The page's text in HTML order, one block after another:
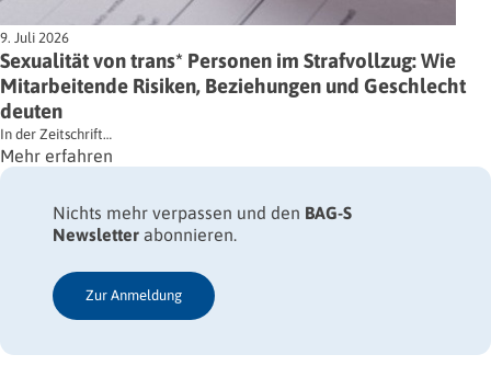
9. Juli 2026
Sexualität von trans* Personen im Strafvollzug: Wie
Mitarbeitende Risiken, Beziehungen und Geschlecht
deuten
In der Zeitschrift…
Mehr erfahren
Nichts mehr verpassen und den BAG-S
Newsletter abonnieren.
Zur Anmeldung